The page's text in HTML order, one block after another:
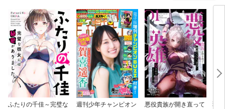
ふたりの千佳～完璧な
週刊少年チャンピオン
悪役貴族が開き直って
弱